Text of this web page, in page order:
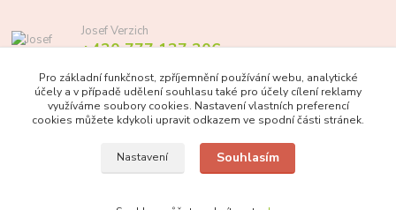
Josef Verzich
+420 777 137 206
info@prozdraviaradost.cz
Pro základní funkčnost, zpříjemnění používání webu, analytické
účely a v případě udělení souhlasu také pro účely cílení reklamy
využíváme soubory cookies. Nastavení vlastních preferencí
cookies můžete kdykoli upravit odkazem ve spodní části stránek.
Nastavení Souhlasím